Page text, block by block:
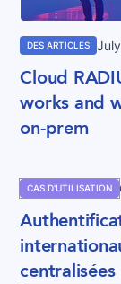
DES ARTICLES
Cloud
works and
on-prem
CAS D'UTILISATION
centralisées